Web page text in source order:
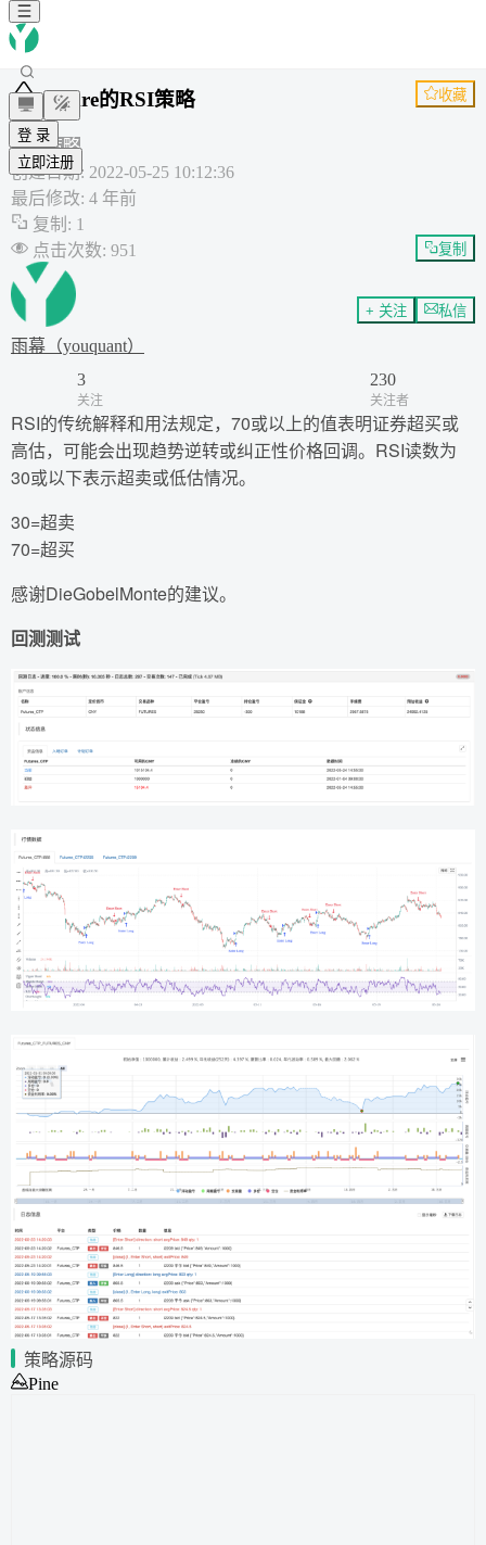
登 录
立即注册
zdmre的RSI策略 收藏
RSI
通用策略
创建日期: 2022-05-25 10:12:36
最后修改: 4 年前
复制 : 1
点击次数: 951 复制
雨幕（youquant）
+ 关注 私信
3
关注
230
关注者
RSI的传统解释和用法规定，70或以上的值表明证券超买或
高估，可能会出现趋势逆转或纠正性价格回调。RSI读数为
30或以下表示超卖或低估情况。
30=超卖
70=超买
感谢DieGobelMonte的建议。
回测测试
策略源码
Pine